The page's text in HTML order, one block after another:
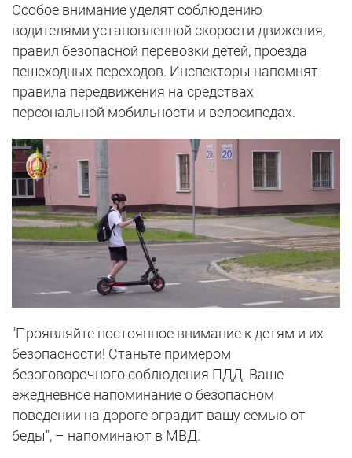
Особое внимание уделят соблюдению
водителями установленной скорости движения,
правил безопасной перевозки детей, проезда
пешеходных переходов. Инспекторы напомнят
правила передвижения на средствах
персональной мобильности и велосипедах.
"Проявляйте постоянное внимание к детям и их
безопасности! Станьте примером
безоговорочного соблюдения ПДД. Ваше
ежедневное напоминание о безопасном
поведении на дороге оградит вашу семью от
беды", – напоминают в МВД.